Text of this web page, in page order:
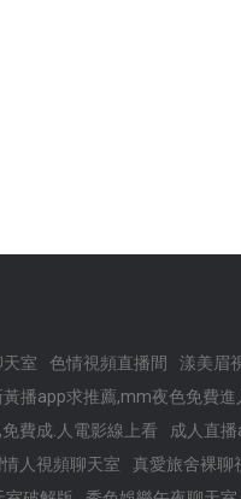
室 色情視頻直播間 漾美眉
播app求推薦,mm夜色免費進
費成.人電影線上看 成人直
人視頻聊天室 真愛旅舍裸聊